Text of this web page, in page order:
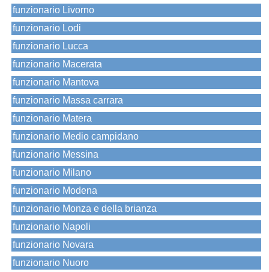
funzionario Livorno
funzionario Lodi
funzionario Lucca
funzionario Macerata
funzionario Mantova
funzionario Massa carrara
funzionario Matera
funzionario Medio campidano
funzionario Messina
funzionario Milano
funzionario Modena
funzionario Monza e della brianza
funzionario Napoli
funzionario Novara
funzionario Nuoro